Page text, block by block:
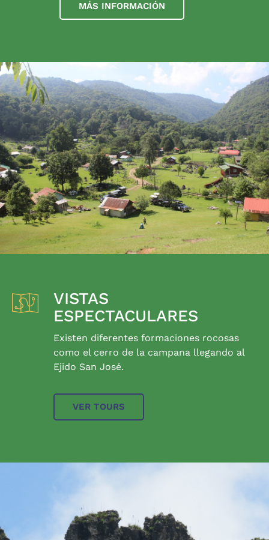
MÁS INFORMACIÓN
VISTAS
ESPECTACULARES
Existen diferentes formaciones rocosas
como el cerro de la campana llegando al
Ejido San José.
VER TOURS